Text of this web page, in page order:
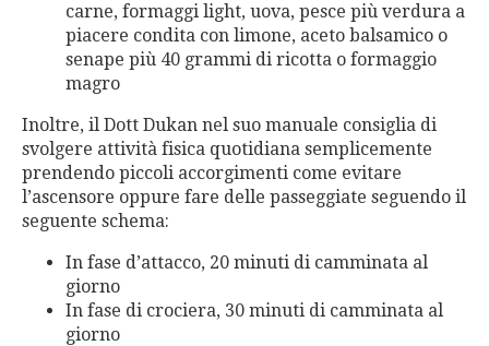
carne, formaggi light, uova, pesce più verdura a
piacere condita con limone, aceto balsamico o
senape più 40 grammi di ricotta o formaggio
magro
Inoltre, il Dott Dukan nel suo manuale consiglia di
svolgere attività fisica quotidiana semplicemente
prendendo piccoli accorgimenti come evitare
l’ascensore oppure fare delle passeggiate seguendo il
seguente schema:
In fase d’attacco, 20 minuti di camminata al
giorno
In fase di crociera, 30 minuti di camminata al
giorno